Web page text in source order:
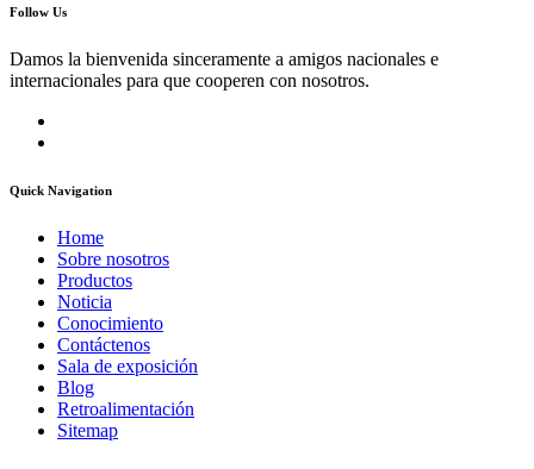
Follow Us
Damos la bienvenida sinceramente a amigos nacionales e
internacionales para que cooperen con nosotros.
Quick Navigation
Home
Sobre nosotros
Productos
Noticia
Conocimiento
Contáctenos
Sala de exposición
Blog
Retroalimentación
Sitemap